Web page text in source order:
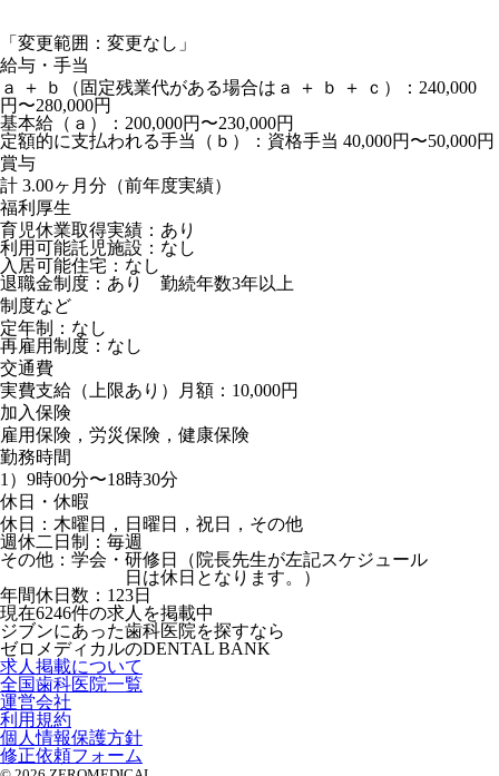
「変更範囲：変更なし」
給与・手当
ａ ＋ ｂ（固定残業代がある場合はａ ＋ ｂ ＋ ｃ）：240,000
円〜280,000円
基本給（ａ）：200,000円〜230,000円
定額的に支払われる手当（ｂ）：資格手当 40,000円〜50,000円
賞与
計 3.00ヶ月分（前年度実績）
福利厚生
育児休業取得実績：あり
利用可能託児施設：なし
入居可能住宅：なし
退職金制度：あり 勤続年数3年以上
制度など
定年制：なし
再雇用制度：なし
交通費
実費支給（上限あり）月額：10,000円
加入保険
雇用保険，労災保険，健康保険
勤務時間
1）9時00分〜18時30分
休日・休暇
休日：木曜日，日曜日，祝日，その他
週休二日制：毎週
その他：学会・研修日（院長先生が左記スケジュール
日は休日となります。）
年間休日数：123日
現在6246件の求人を掲載中
ジブンにあった歯科医院を探すなら
ゼロメディカルのDENTAL BANK
求人掲載について
全国歯科医院一覧
運営会社
利用規約
個人情報保護方針
修正依頼フォーム